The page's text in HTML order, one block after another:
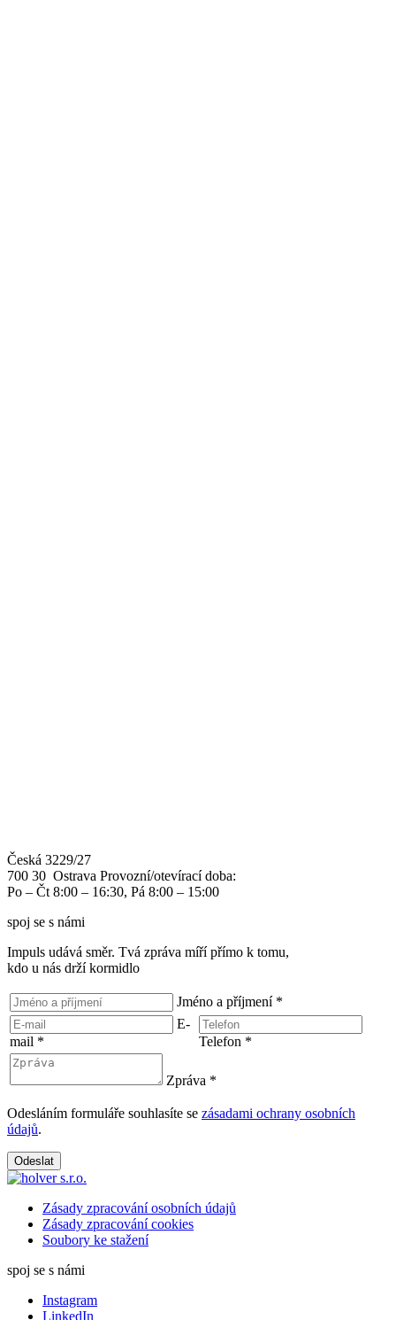
Česká 3229/27
700 30 Ostrava Provozní/otevírací doba:
Po – Čt 8:00 – 16:30, Pá 8:00 – 15:00
spoj se s námi
Impuls udává směr. Tvá zpráva míří přímo k tomu,
kdo u nás drží kormidlo
Jméno a příjmení *
E-
mail * Telefon *
Zpráva *
Odesláním formuláře souhlasíte se zásadami ochrany osobních
údajů.
Odeslat
Zásady zpracování osobních údajů
Zásady zpracování cookies
Soubory ke stažení
spoj se s námi
Instagram
LinkedIn